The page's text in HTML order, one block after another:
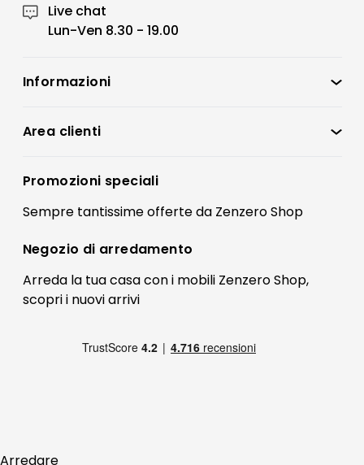
Live chat
Lun-Ven 8.30 - 19.00
Informazioni
Condizioni di vendita
Preferenze Cookies
Termini e condizioni
Contatti
FAQ
Pagamenti
Area clienti
Registrati
Il mio account
Promozioni speciali
Sempre tantissimeofferteda Zenzero Shop
Negozio di arredamento
Arreda la tua casa con i mobili Zenzero Shop,
scopri i nuovi arrivi
Arredare